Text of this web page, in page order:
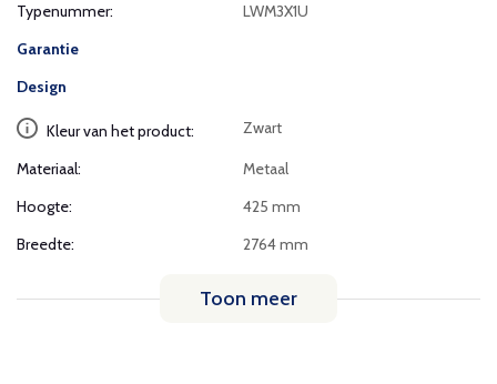
Typenummer:
LWM3X1U
Garantie
Design
Kleur van het product: Zwart
Materiaal:
Metaal
Hoogte:
425 mm
Breedte:
2764 mm
Toon meer